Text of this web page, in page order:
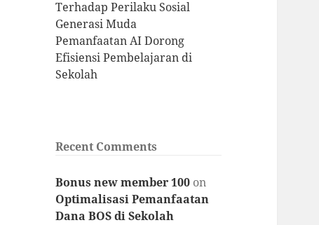
Terhadap Perilaku Sosial
Generasi Muda
Pemanfaatan AI Dorong
Efisiensi Pembelajaran di
Sekolah
Recent Comments
Bonus new member 100 on
Optimalisasi Pemanfaatan
Dana BOS di Sekolah